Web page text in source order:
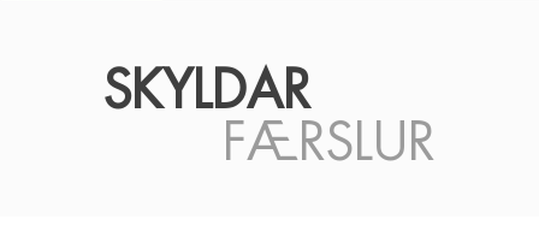
SKYLDAR
FÆRSLUR